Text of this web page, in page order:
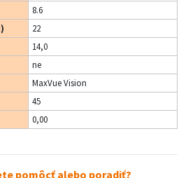
8.6
22
14,0
ne
MaxVue Vision
45
0,00
pomôcť alebo poradiť?